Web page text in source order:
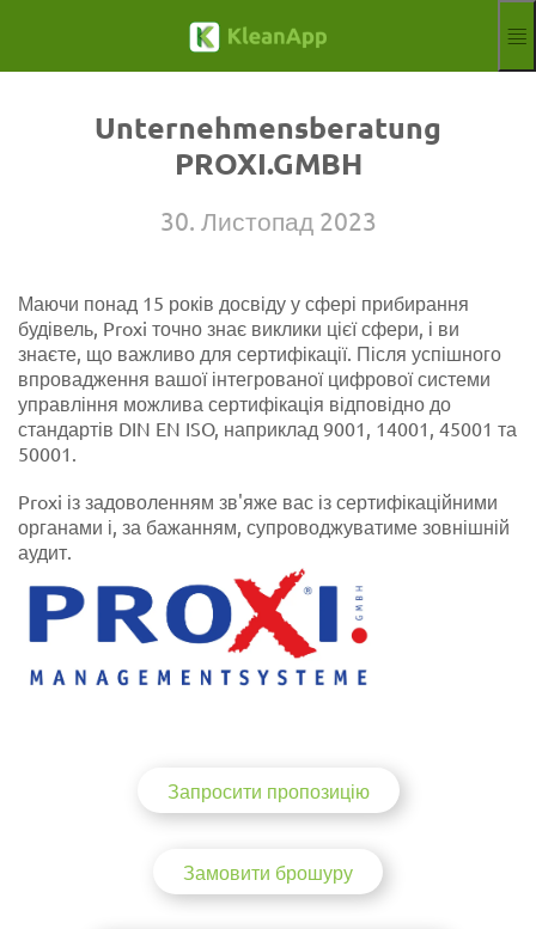
Укр-Прокат
Hilfe
Вебінари
Робочих місць
Оголосити
Безкоштовна пробна версія
UKAktuelle
Unternehmensberatung
PROXI.GMBH
30. Листопад 2023
Маючи понад 15 років досвіду у сфері прибирання
будівель, Proxi точно знає виклики цієї сфери, і ви
знаєте, що важливо для сертифікації. Після успішного
впровадження вашої інтегрованої цифрової системи
управління можлива сертифікація відповідно до
стандартів DIN EN ISO, наприклад 9001, 14001, 45001 та
50001.
Proxi із задоволенням зв'яже вас із сертифікаційними
органами і, за бажанням, супроводжуватиме зовнішній
аудит.
Запросити пропозицію
Замовити брошуру